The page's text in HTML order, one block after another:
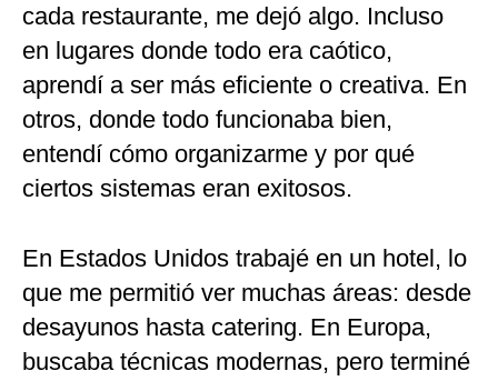
cada restaurante, me dejó algo. Incluso
en lugares donde todo era caótico,
aprendí a ser más eficiente o creativa. En
otros, donde todo funcionaba bien,
entendí cómo organizarme y por qué
ciertos sistemas eran exitosos.
En Estados Unidos trabajé en un hotel, lo
que me permitió ver muchas áreas: desde
desayunos hasta catering. En Europa,
buscaba técnicas modernas, pero terminé